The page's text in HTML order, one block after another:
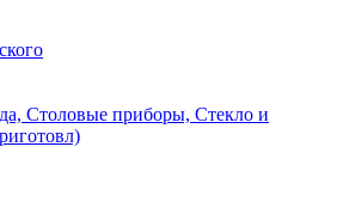
Столовые приборы, Стекло и